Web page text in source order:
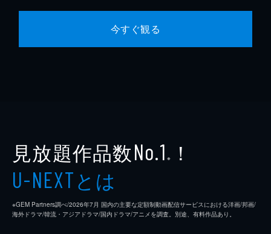
今すぐ観る
見放題作品数No.1 ※ ！
U-NEXTとは
※GEM Partners調べ/2026年7⽉ 国内の主要な定額制動画配信サービスにおける洋画/邦画/
海外ドラマ/韓流・アジアドラマ/国内ドラマ/アニメを調査。別途、有料作品あり。